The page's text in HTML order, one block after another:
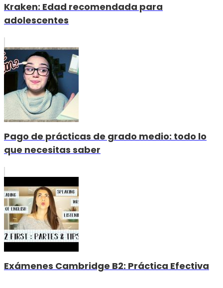
Kraken: Edad recomendada para
adolescentes
Pago de prácticas de grado medio: todo lo
que necesitas saber
Exámenes Cambridge B2: Práctica Efectiva